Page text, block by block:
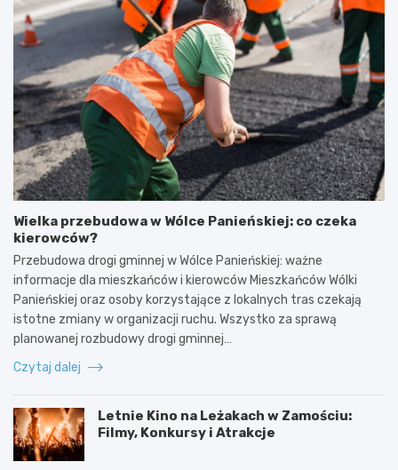
Wielka przebudowa w Wólce Panieńskiej: co czeka
kierowców?
Przebudowa drogi gminnej w Wólce Panieńskiej: ważne
informacje dla mieszkańców i kierowców Mieszkańców Wólki
Panieńskiej oraz osoby korzystające z lokalnych tras czekają
istotne zmiany w organizacji ruchu. Wszystko za sprawą
planowanej rozbudowy drogi gminnej…
Czytaj dalej
Letnie Kino na Leżakach w Zamościu:
Filmy, Konkursy i Atrakcje